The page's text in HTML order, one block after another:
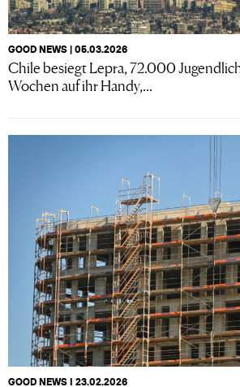
GOOD NEWS | 05.03.2026
Chile besiegt Lepra, 72.000
Wochen auf ihr Handy,...
GOOD NEWS I 23.02.2026